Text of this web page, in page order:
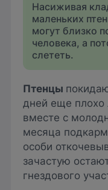
Насиживая
маленьких
могут близко
человека, а
слететь.
Птенцы
дней еще плохо
вместе с
месяца
особи
зачастую
гнездового